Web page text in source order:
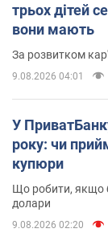
трьох дітей
вони мають
За розвитком
9.08.2026 04:01
У
року: чи
купюри
Що робити, якщо
долари
9.08.2026 02:20